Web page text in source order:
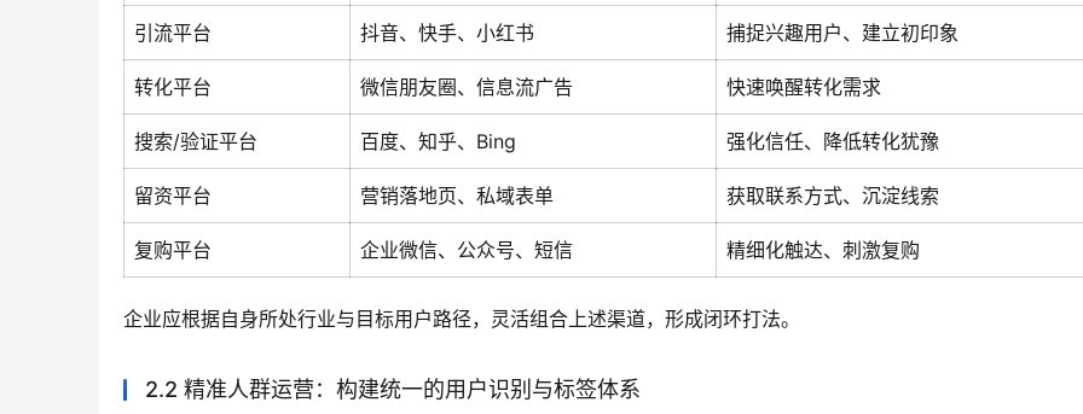
引流平台 抖音、快手、小红书 捕捉兴趣用户、建立初印象
转化平台 微信朋友圈、信息流广告 快速唤醒转化需求
搜索/验证平台 百度、知乎、Bing 强化信任、降低转化犹豫
留资平台 营销落地页、私域表单 获取联系方式、沉淀线索
复购平台 企业微信、公众号、短信 精细化触达、刺激复购
企业应根据自身所处行业与目标用户路径，灵活组合上述渠道，形成闭环打法。
2.2 精准人群运营：构建统一的用户识别与标签体系